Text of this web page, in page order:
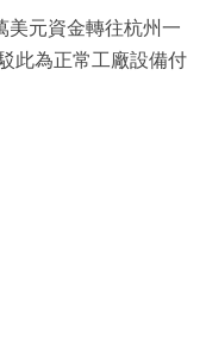
美元資金轉往杭州一
此為正常工廠設備付